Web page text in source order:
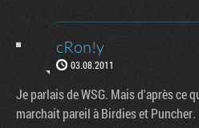
cRon!y
03.08.2011
Je parlais de WSG. Mais d'après ce
marchait pareil à Birdies et Puncher.